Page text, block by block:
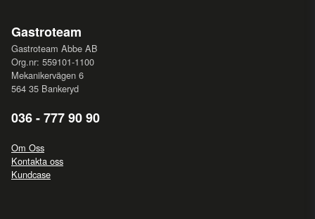
Gastroteam
Gastroteam Abbe AB
Org.nr: 559101-1100
Mekanikervägen 6
564 35 Bankeryd
036 - 777 90 90
Om Oss
Kontakta oss
Kundcase